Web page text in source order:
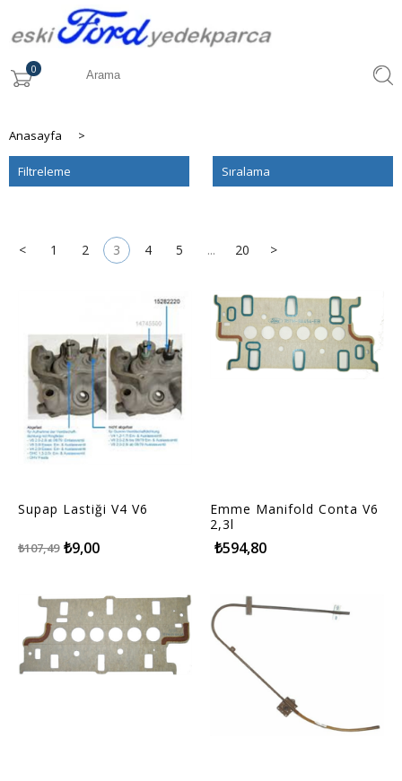
0
Anasayfa >
Filtreleme Sıralama
< 1 2 3 4 5 ... 20 >
Supap Lastiği V4 V6
₺9,00
₺107,49
Emme Manifold Conta V6
2,3l
₺594,80